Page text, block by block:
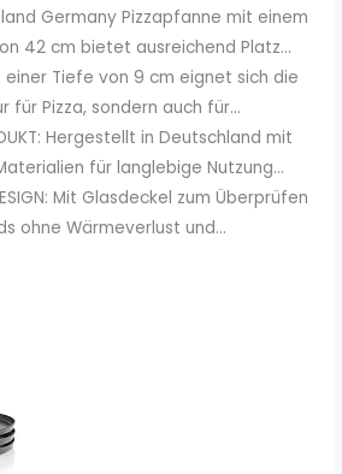
Germany Pizzapfanne mit einem
42 cm bietet ausreichend Platz...
einer Tiefe von 9 cm eignet sich die
für Pizza, sondern auch für...
Hergestellt in Deutschland mit
für langlebige Nutzung...
Mit Glasdeckel zum Überprüfen
ohne Wärmeverlust und...